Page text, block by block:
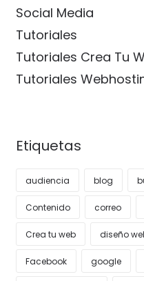
Social Media
Tutoriales
Tutoriales Crea Tu
Tutoriales
Etiquetas
audiencia blog
Contenido correo
Crea tu web diseño
Facebook google